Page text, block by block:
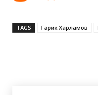
TAGS Гарик Харламов